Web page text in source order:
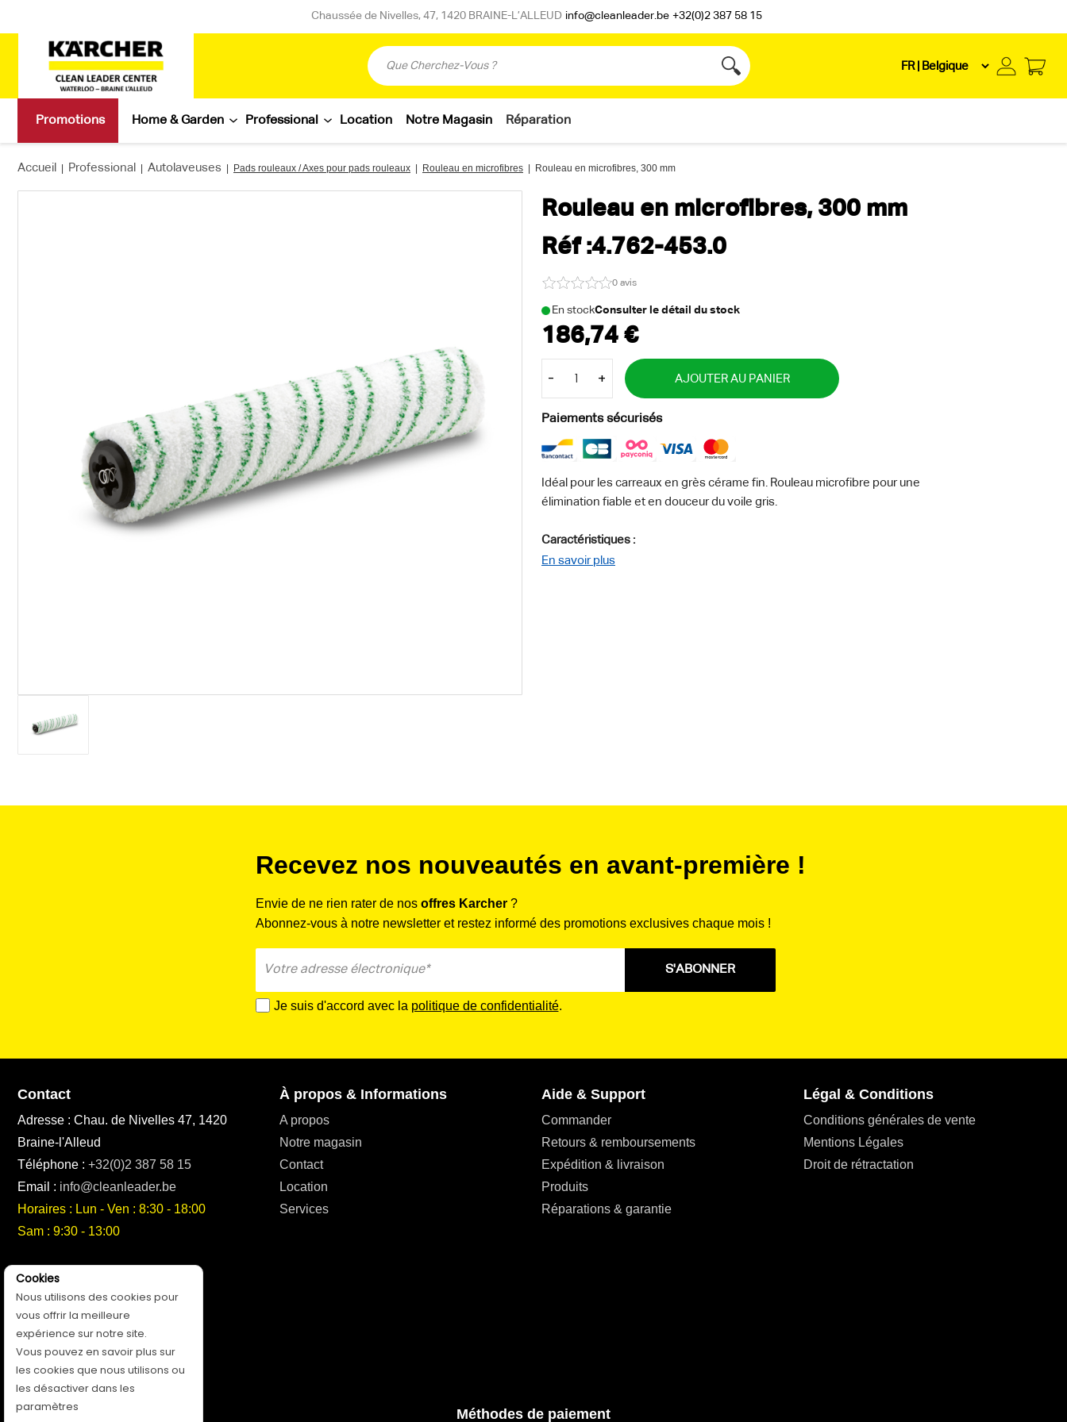
Chaussée de Nivelles, 47, 1420 BRAINE-L’ALLEUD info@cleanleader.be +32(0)2 387 58 15
Accueil | Professional | Autolaveuses | Pads rouleaux / Axes pour pads rouleaux | Rouleau en microfibres | Rouleau en microfibres, 300 mm
Rouleau en microfibres, 300 mm
Réf :4.762-453.0
0 avis
En stockConsulter le détail du stock
- + AJOUTER AU PANIER
Paiements sécurisés
Idéal pour les carreaux en grès cérame fin. Rouleau microfibre pour une
élimination fiable et en douceur du voile gris.
Caractéristiques :
Couleur - vert clair -
En savoir plus
Cookies
Nous utilisons des cookies pour
vous offrir la meilleure
expérience sur notre site.
Vous pouvez en savoir plus sur
les cookies que nous utilisons ou
les désactiver dans les
paramètres
Recevez nos nouveautés en avant-première !
Envie de ne rien rater de nos offres Karcher ?
Abonnez-vous à notre newsletter et restez informé des promotions exclusives chaque mois !
S'ABONNER
Je suis d'accord avec la politique de confidentialité.
Contact
Adresse : Chau. de Nivelles 47, 1420
Braine-l'Alleud
Téléphone : +32(0)2 387 58 15
Email : info@cleanleader.be
Horaires : Lun - Ven : 8:30 - 18:00
Sam : 9:30 - 13:00
À propos & Informations
A propos
Notre magasin
Contact
Location
Services
Aide & Support
Commander
Retours & remboursements
Expédition & livraison
Produits
Réparations & garantie
Légal & Conditions
Conditions générales de vente
Mentions Légales
Droit de rétractation
Suivez-nous!
Méthodes de paiement
Promotions Home & Garden Professional Location Notre Magasin Réparation